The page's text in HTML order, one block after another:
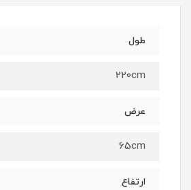
طول
220cm
عرض
65cm
ارتفاع